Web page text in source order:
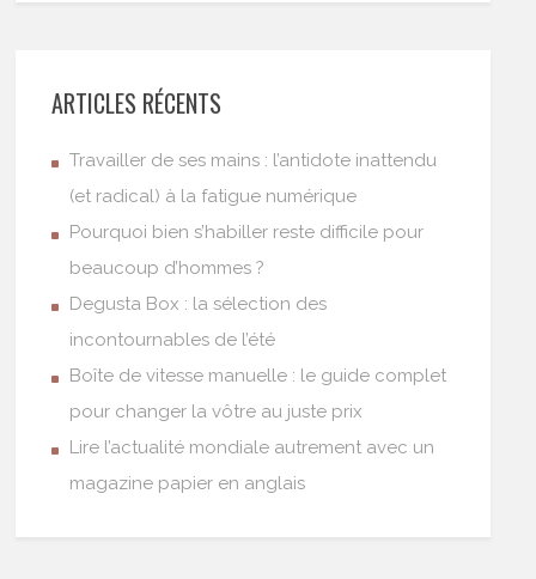
ARTICLES RÉCENTS
Travailler de ses mains : l’antidote inattendu
(et radical) à la fatigue numérique
Pourquoi bien s’habiller reste difficile pour
beaucoup d’hommes ?
Degusta Box : la sélection des
incontournables de l’été
Boîte de vitesse manuelle : le guide complet
pour changer la vôtre au juste prix
Lire l’actualité mondiale autrement avec un
magazine papier en anglais